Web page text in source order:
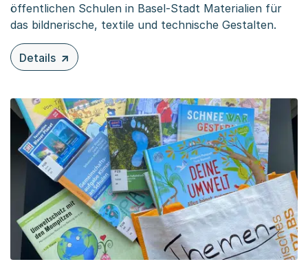
öffentlichen Schulen in Basel-Stadt Materialien für
das bildnerische, textile und technische Gestalten.
Details
zu diesem Inhalt: Zum Online-Shop Fachzentrum